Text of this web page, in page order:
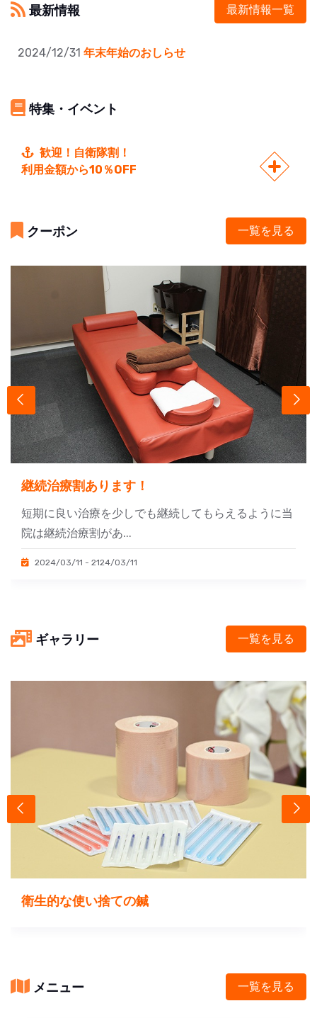
最新情報 最新情報一覧
2024/12/31 年末年始のおしらせ
特集・イベント
歓迎！自衛隊割！
利用金額から10％OFF
クーポン 一覧を見る
継続治療割あります！
短期に良い治療を少しでも継続してもらえるように当
院は継続治療割があ...
2024/03/11 - 2124/03/11
ギャラリー 一覧を見る
衛生的な使い捨ての鍼
メニュー 一覧を見る